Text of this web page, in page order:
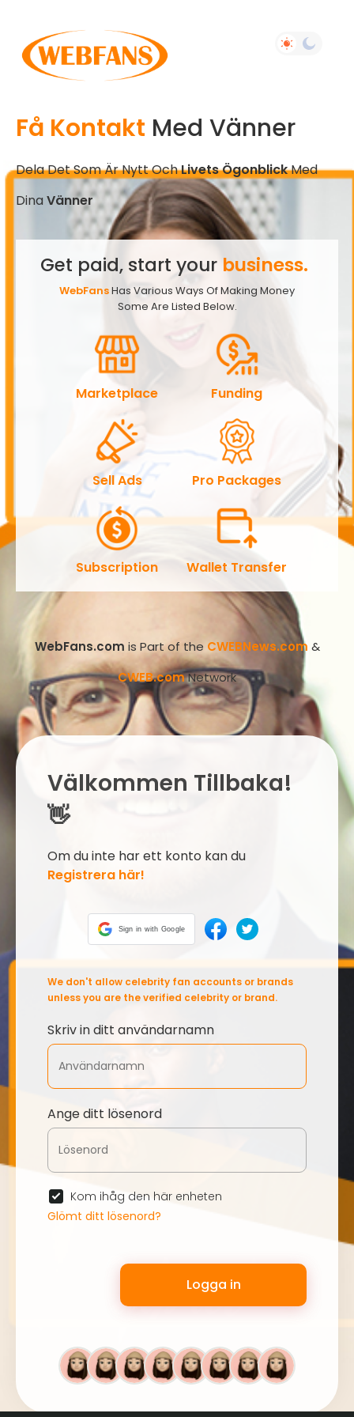
Få Kontakt Med Vänner
Dela Det Som Är Nytt OchLivets ÖgonblickMed
Dina Vänner
Get paid, start your business.
WebFansHas Various Ways Of Making Money
Some Are Listed Below.
Marketplace Funding
Sell Ads Pro Packages
Subscription Wallet Transfer
WebFans.com is Part of the CWEBNews.com &
CWEB.comNetwork
Välkommen Tillbaka!
👋
Om du inte har ett konto kan du
Registrera här!
Sign in with Google
We don't allow celebrity fan accounts or brands
unless you are the verified celebrity or brand.
Skriv in ditt användarnamn
Ange ditt lösenord
Kom ihåg den här enheten
Glömt ditt lösenord?
Logga in